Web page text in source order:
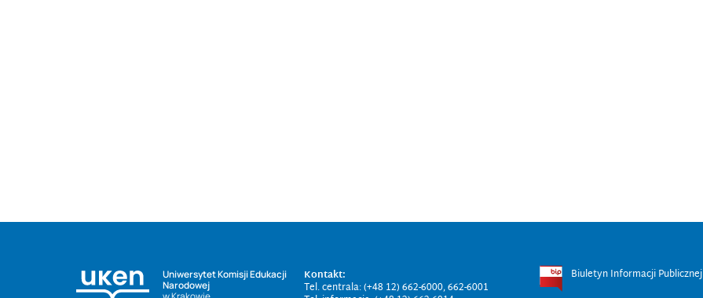
Uniwersytet Komisji Edukacji
Narodowej
Kontakt:
Tel. centrala: (+48 12) 662-6000, 662-6001
Biuletyn Informacji Publicznej